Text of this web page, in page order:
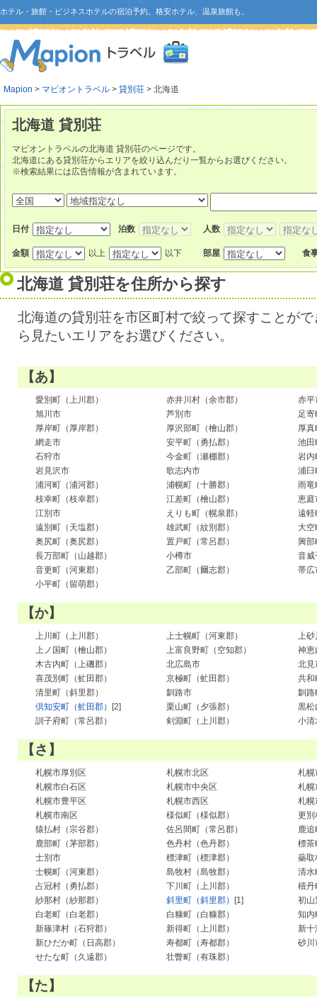
ホテル・旅館・ビジネスホテルの宿泊予約。格安ホテル、温泉旅館も。
Mapion > マピオントラベル > 貸別荘 > 北海道
北海道 貸別荘
マピオントラベルの北海道 貸別荘のページです。
北海道にある貸別荘からエリアを絞り込んだり一覧からお選びください。
※検索結果には広告情報が含まれています。
日付 泊数 人数
金額 以上 以下 部屋 食
北海道 貸別荘を住所から探す
北海道の貸別荘を市区町村で絞って探すことが
ら見たいエリアをお選びください。
【あ】
愛別町（上川郡） 赤井川村（余市郡）
赤平
旭川市
芦別市
足
厚岸町（厚岸郡）
厚沢部町（檜山郡）
厚
網走市
安平町（勇払郡）
池田
石狩市
今金町（瀬棚郡）
岩内
岩見沢市
歌志内市
浦臼
浦河町（浦河郡）
浦幌町（十勝郡）
雨竜
枝幸町（枝幸郡）
江差町（檜山郡）
恵庭
江別市
えりも町（幌泉郡）
遠軽
遠別町（天塩郡）
雄武町（紋別郡）
大
奥尻町（奥尻郡）
置戸町（常呂郡）
興部
長万部町（山越郡）
小樽市
音威
音更町（河東郡）
乙部町（爾志郡）
帯広
小平町（留萌郡）
【か】
上川町（上川郡） 上士幌町（河東郡）
上砂
上ノ国町（檜山郡）
上富良野町（空知郡）
神恵
木古内町（上磯郡）
北広島市
北見
喜茂別町（虻田郡）
京極町（虻田郡）
共和
清里町（斜里郡）
釧路市
釧路
倶知安町（虻田郡）
[2] 栗山町（夕張郡）
黒松
訓子府町（常呂郡）
剣淵町（上川郡） 小清
【さ】
札幌市厚別区 札幌市北区
札幌
札幌市白石区
札幌市中央区
札幌
札幌市豊平区
札幌市西区
札幌
札幌市南区
様似町（様似郡）
更別
猿払村（宗谷郡）
佐呂間町（常呂郡）
鹿
鹿部町（茅部郡）
色丹村（色丹郡）
標茶
士別市
標津町（標津郡）
蘂取
士幌町（河東郡）
島牧村（島牧郡）
清水
占冠村（勇払郡）
下川町（上川郡）
積丹
紗那村（紗那郡）
斜里町（斜里郡） [1]
初山
白老町（白老郡）
白糠町（白糠郡）
知内
新篠津村（石狩郡）
新得町（上川郡）
新
新ひだか町（日高郡）
寿都町（寿都郡）
砂川
せたな町（久遠郡）
壮瞥町（有珠郡）
【た】